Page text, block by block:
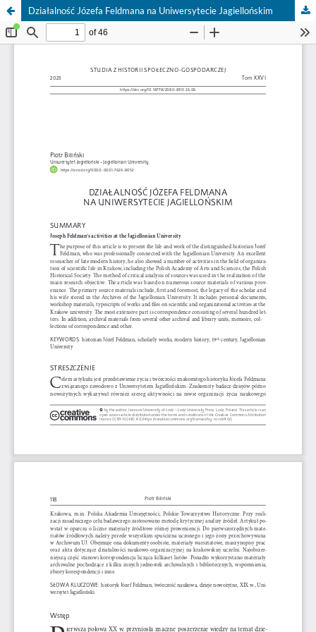
Działalność Józefa Feldmana na Uniwersytecie Jagiellońskim